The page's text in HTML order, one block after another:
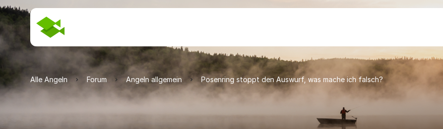
Alle Angeln Forum Angeln allgemein Posenring stoppt den Auswurf, was mache ich falsch?